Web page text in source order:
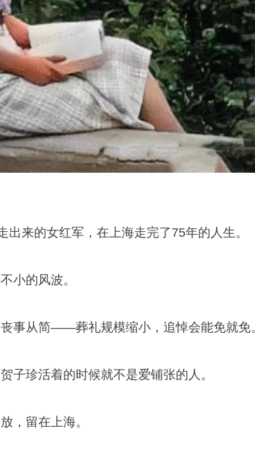
来的女红军，在上海走完了75年的人生。
小的风波。
事从简——葬礼规模缩小，追悼会能免就免
子珍活着的时候就不是爱铺张的人。
，留在上海。